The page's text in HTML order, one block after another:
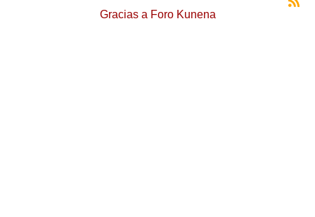
Gracias a Foro Kunena